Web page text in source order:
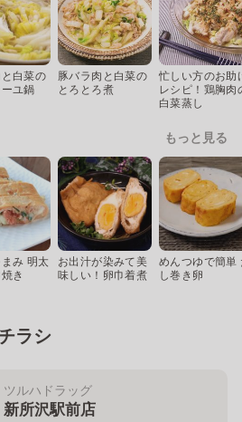
白菜の
ユ鍋
豚バラ肉と白菜の
とろとろ煮
忙しい方のお助
レシピ！鶏胸肉
白菜蒸し
もっと見る
み 明太
き
お出汁が染みて美
味しい！卵巾着煮
めんつゆで簡単
し巻き卵
ラシ
ツルハドラッグ
新所沢駅前店